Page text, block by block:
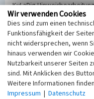
KuLaDig-
Selbstverständlich werden
Telemediengesetzes, des
dem 25.05.2018 gültigen
(EU-DSGVO) vertraulich
Hinweise zumDatenschutz
Nachricht
Wir verwenden Cookies
Dies sind zum einen
Funktionsfähigkeit der
nicht widersprechen, wenn
hinaus verwenden wir
Nutzbarkeit unserer Seiten
sind. Mit Anklicken des
Weitere Informationen
Impressum | Datenschutz